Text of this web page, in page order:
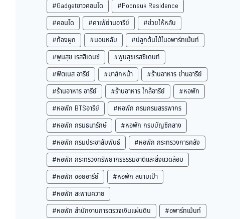
#Gadgetชาวคอนโด
#Poonsuk Residence
#คอนโด
#คาเฟ่ย่านอารีย์
#ช่วยให้หลับ
#ท้องผูก
#นอนหลับ
#ปลูกต้นไม้ในอพาร์ทเม้นท์
#พูนสุข เรสสิเดนซ์
#พูนสุขเรสซิเดนท์
#ฟิตเนส อารีย์
#มาส์กหน้า
#ร้านอาหาร ย่านอารีย์
#ร้านอาหาร อารีย์
#ร้านอาหาร ใกล้อารีย์
#หอพัก
#หอพัก BTSอารีย์
#หอพัก กรมกรมสรรพากร
#หอพัก กรมธนารักษ์
#หอพัก กรมบัญชีกลาง
#หอพัก กรมประชาสัมพันธ์
#หอพัก กระทรวงการคลัง
#หอพัก กระทรวงทรัพยากรธรรมชาติและสิ่งแวดล้อม
#หอพัก ซอยอารีย์
#หอพัก สนามเป้า
#หอพัก สะพานควาย
#หอพัก สำนักงานการตรวจเงินแผ่นดิน
#อพาร์ทเม้นท์